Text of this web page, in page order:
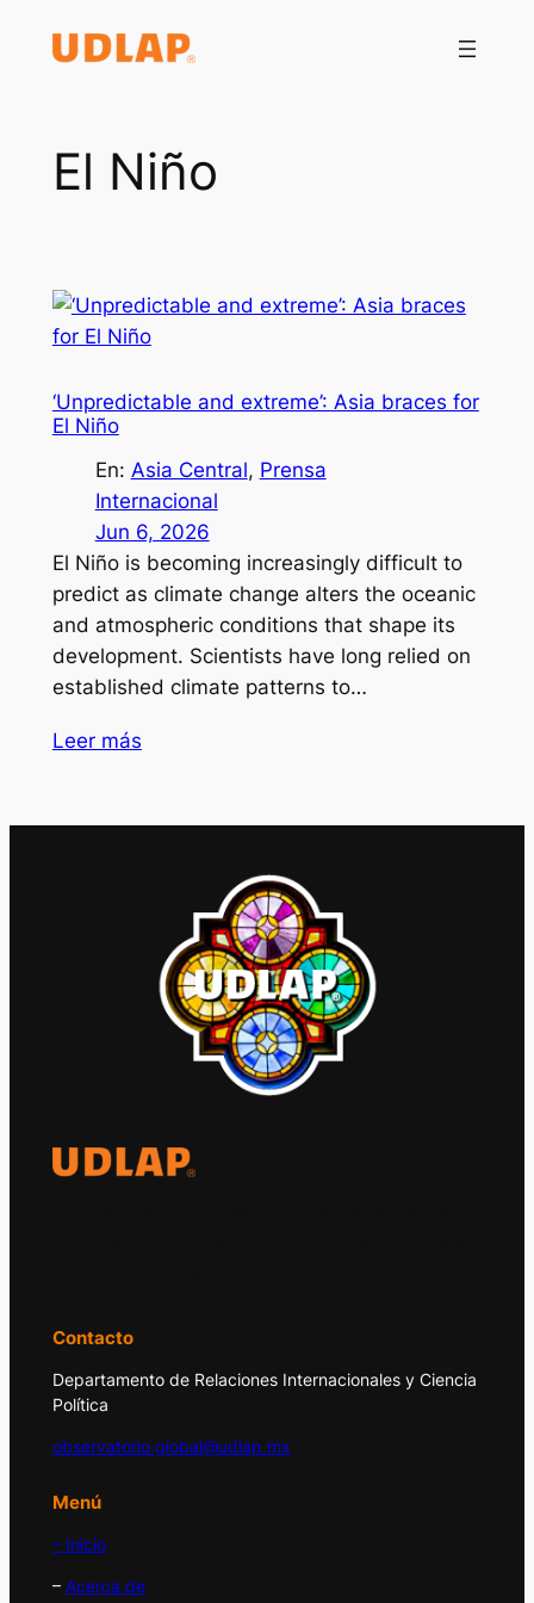
El Niño
‘Unpredictable and extreme’: Asia braces for
El Niño
En: Asia Central, Prensa
Internacional
Jun 6, 2026
El Niño is becoming increasingly difficult to
predict as climate change alters the oceanic
and atmospheric conditions that shape its
development. Scientists have long relied on
established climate patterns to…
Leer más
Contacto
Departamento de Relaciones Internacionales y Ciencia
Política
observatorio.global@udlap.mx
Menú
– Inicio
– Acerca de